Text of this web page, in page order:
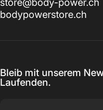
bodypowerstore.ch
Bleib mit unserem
Laufenden.